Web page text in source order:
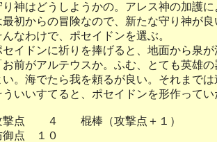
神はどうしようかの。アレス神の加護
最初からの冒険なので、新たな守り神が
なわけで、ポセイドンを選ぶ。
イドンに祈りを捧げると、地面から泉
前がアルテウスか。ふむ、とても英雄
い。海でたら我を頼るが良い。それまで
いいすてると、ポセイドンを形作って
撃点 ４ 棍棒（攻撃点＋１）
御点 １０